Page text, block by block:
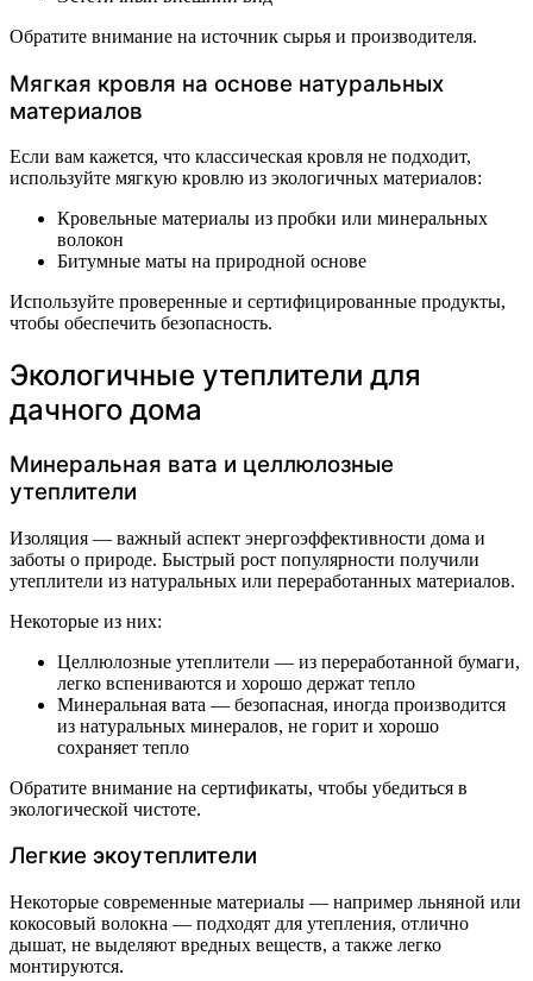
Обратите внимание на источник сырья и производителя.
Мягкая кровля на основе натуральных
материалов
Если вам кажется, что классическая кровля не подходит,
используйте мягкую кровлю из экологичных материалов:
Кровельные материалы из пробки или минеральных
волокон
Битумные маты на природной основе
Используйте проверенные и сертифицированные продукты,
чтобы обеспечить безопасность.
Экологичные утеплители для
дачного дома
Минеральная вата и целлюлозные
утеплители
Изоляция — важный аспект энергоэффективности дома и
заботы о природе. Быстрый рост популярности получили
утеплители из натуральных или переработанных материалов.
Некоторые из них:
Целлюлозные утеплители — из переработанной бумаги,
легко вспениваются и хорошо держат тепло
Минеральная вата — безопасная, иногда производится
из натуральных минералов, не горит и хорошо
сохраняет тепло
Обратите внимание на сертификаты, чтобы убедиться в
экологической чистоте.
Легкие экоутеплители
Некоторые современные материалы — например льняной или
кокосовый волокна — подходят для утепления, отлично
дышат, не выделяют вредных веществ, а также легко
монтируются.